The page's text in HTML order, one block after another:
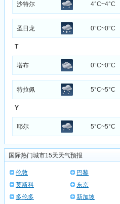
沙特尔 4°C~4°C
圣日龙 0°C~0°C
T
塔布 0°C~0°C
特拉佩 5°C~5°C
Y
耶尔 5°C~5°C
国际热门城市15天天气预报
伦敦 巴黎
莫斯科
东京
多伦多
新加坡